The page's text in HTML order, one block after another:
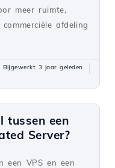
meer ruimte,
afdeling
Bijgewerkt 3 jaar geleden
tussen een
Server?
een VPS en een